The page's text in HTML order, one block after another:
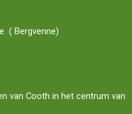
in Goirle ( Bergvenne)
van Cooth in het centrum van